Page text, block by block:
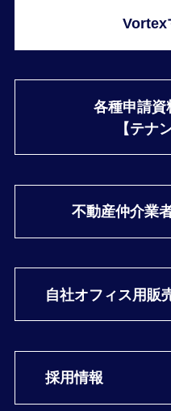
Vortex
各種申請資
【テナ
不動産仲介業
自社オフィス用販
採用情報